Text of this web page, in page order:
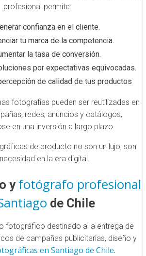
profesional permite:
confianza en el cliente.
tu marca de la competencia.
la tasa de conversión.
por expectativas equivocadas.
de calidad de tus productos
fotografías pueden ser reutilizadas en
redes, anuncios y catálogos,
en una inversión a largo plazo.
de producto no son un lujo, son
en la era digital.
y fotógrafo profesional
de Chile
fotográfico destinado a la entrega de
de campañas publicitarias, diseño y
en Santiago de Chile.